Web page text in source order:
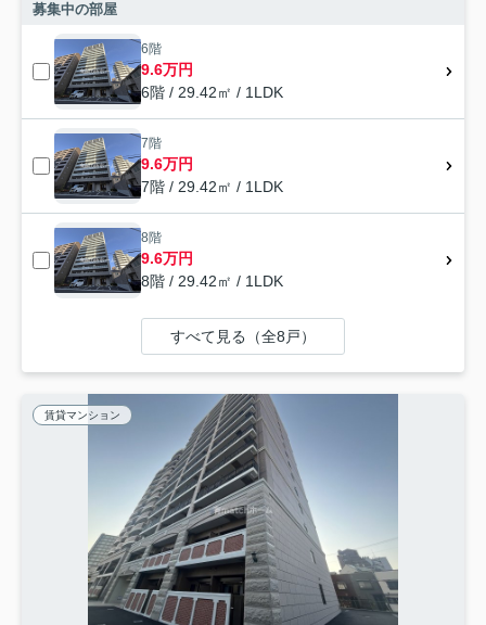
募集中の部屋
6階
9.6万円
6階 / 29.42㎡ / 1LDK
7階
9.6万円
7階 / 29.42㎡ / 1LDK
8階
9.6万円
8階 / 29.42㎡ / 1LDK
すべて見る（全8戸）
賃貸マンション